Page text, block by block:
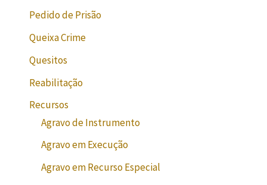
Pedido de Prisão
Queixa Crime
Quesitos
Reabilitação
Recursos
Agravo de Instrumento
Agravo em Execução
Agravo em Recurso Especial